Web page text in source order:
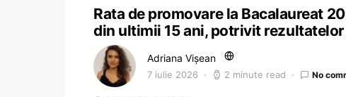
Rata de promovare la Bacalaureat
din ultimii 15 ani, potrivit
Adriana Vișean
7 iulie 2026 2 minute read No